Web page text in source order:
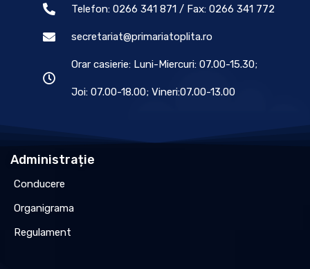
Telefon: 0266 341 871 / Fax: 0266 341 772
secretariat@primariatoplita.ro
Orar casierie: Luni-Miercuri: 07.00-15.30;
Joi: 07.00-18.00; Vineri:07.00-13.00
Administrație
Conducere
Organigrama
Regulament